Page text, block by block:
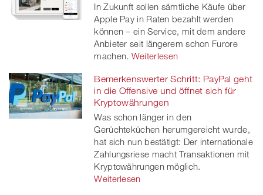
In Zukunft sollen sämtliche Käufe über
Apple Pay in Raten bezahlt werden
können – ein Service, mit dem andere
Anbieter seit längerem schon Furore
machen. Weiterlesen
Bemerkenswerter Schritt: PayPal geht
in die Offensive und öffnet sich für
Kryptowährungen
Was schon länger in den
Gerüchteküchen herumgereicht wurde,
hat sich nun bestätigt: Der internationale
Zahlungsriese macht Transaktionen mit
Kryptowährungen möglich.
Weiterlesen